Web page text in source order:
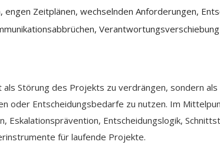
Zeitplänen, wechselnden Anforderungen,
Störung des Projekts zu verdrängen, sondern
oder Entscheidungsbedarfe zu nutzen. Im
Eskalationsprävention, Entscheidungslogik,
für laufende Projekte.